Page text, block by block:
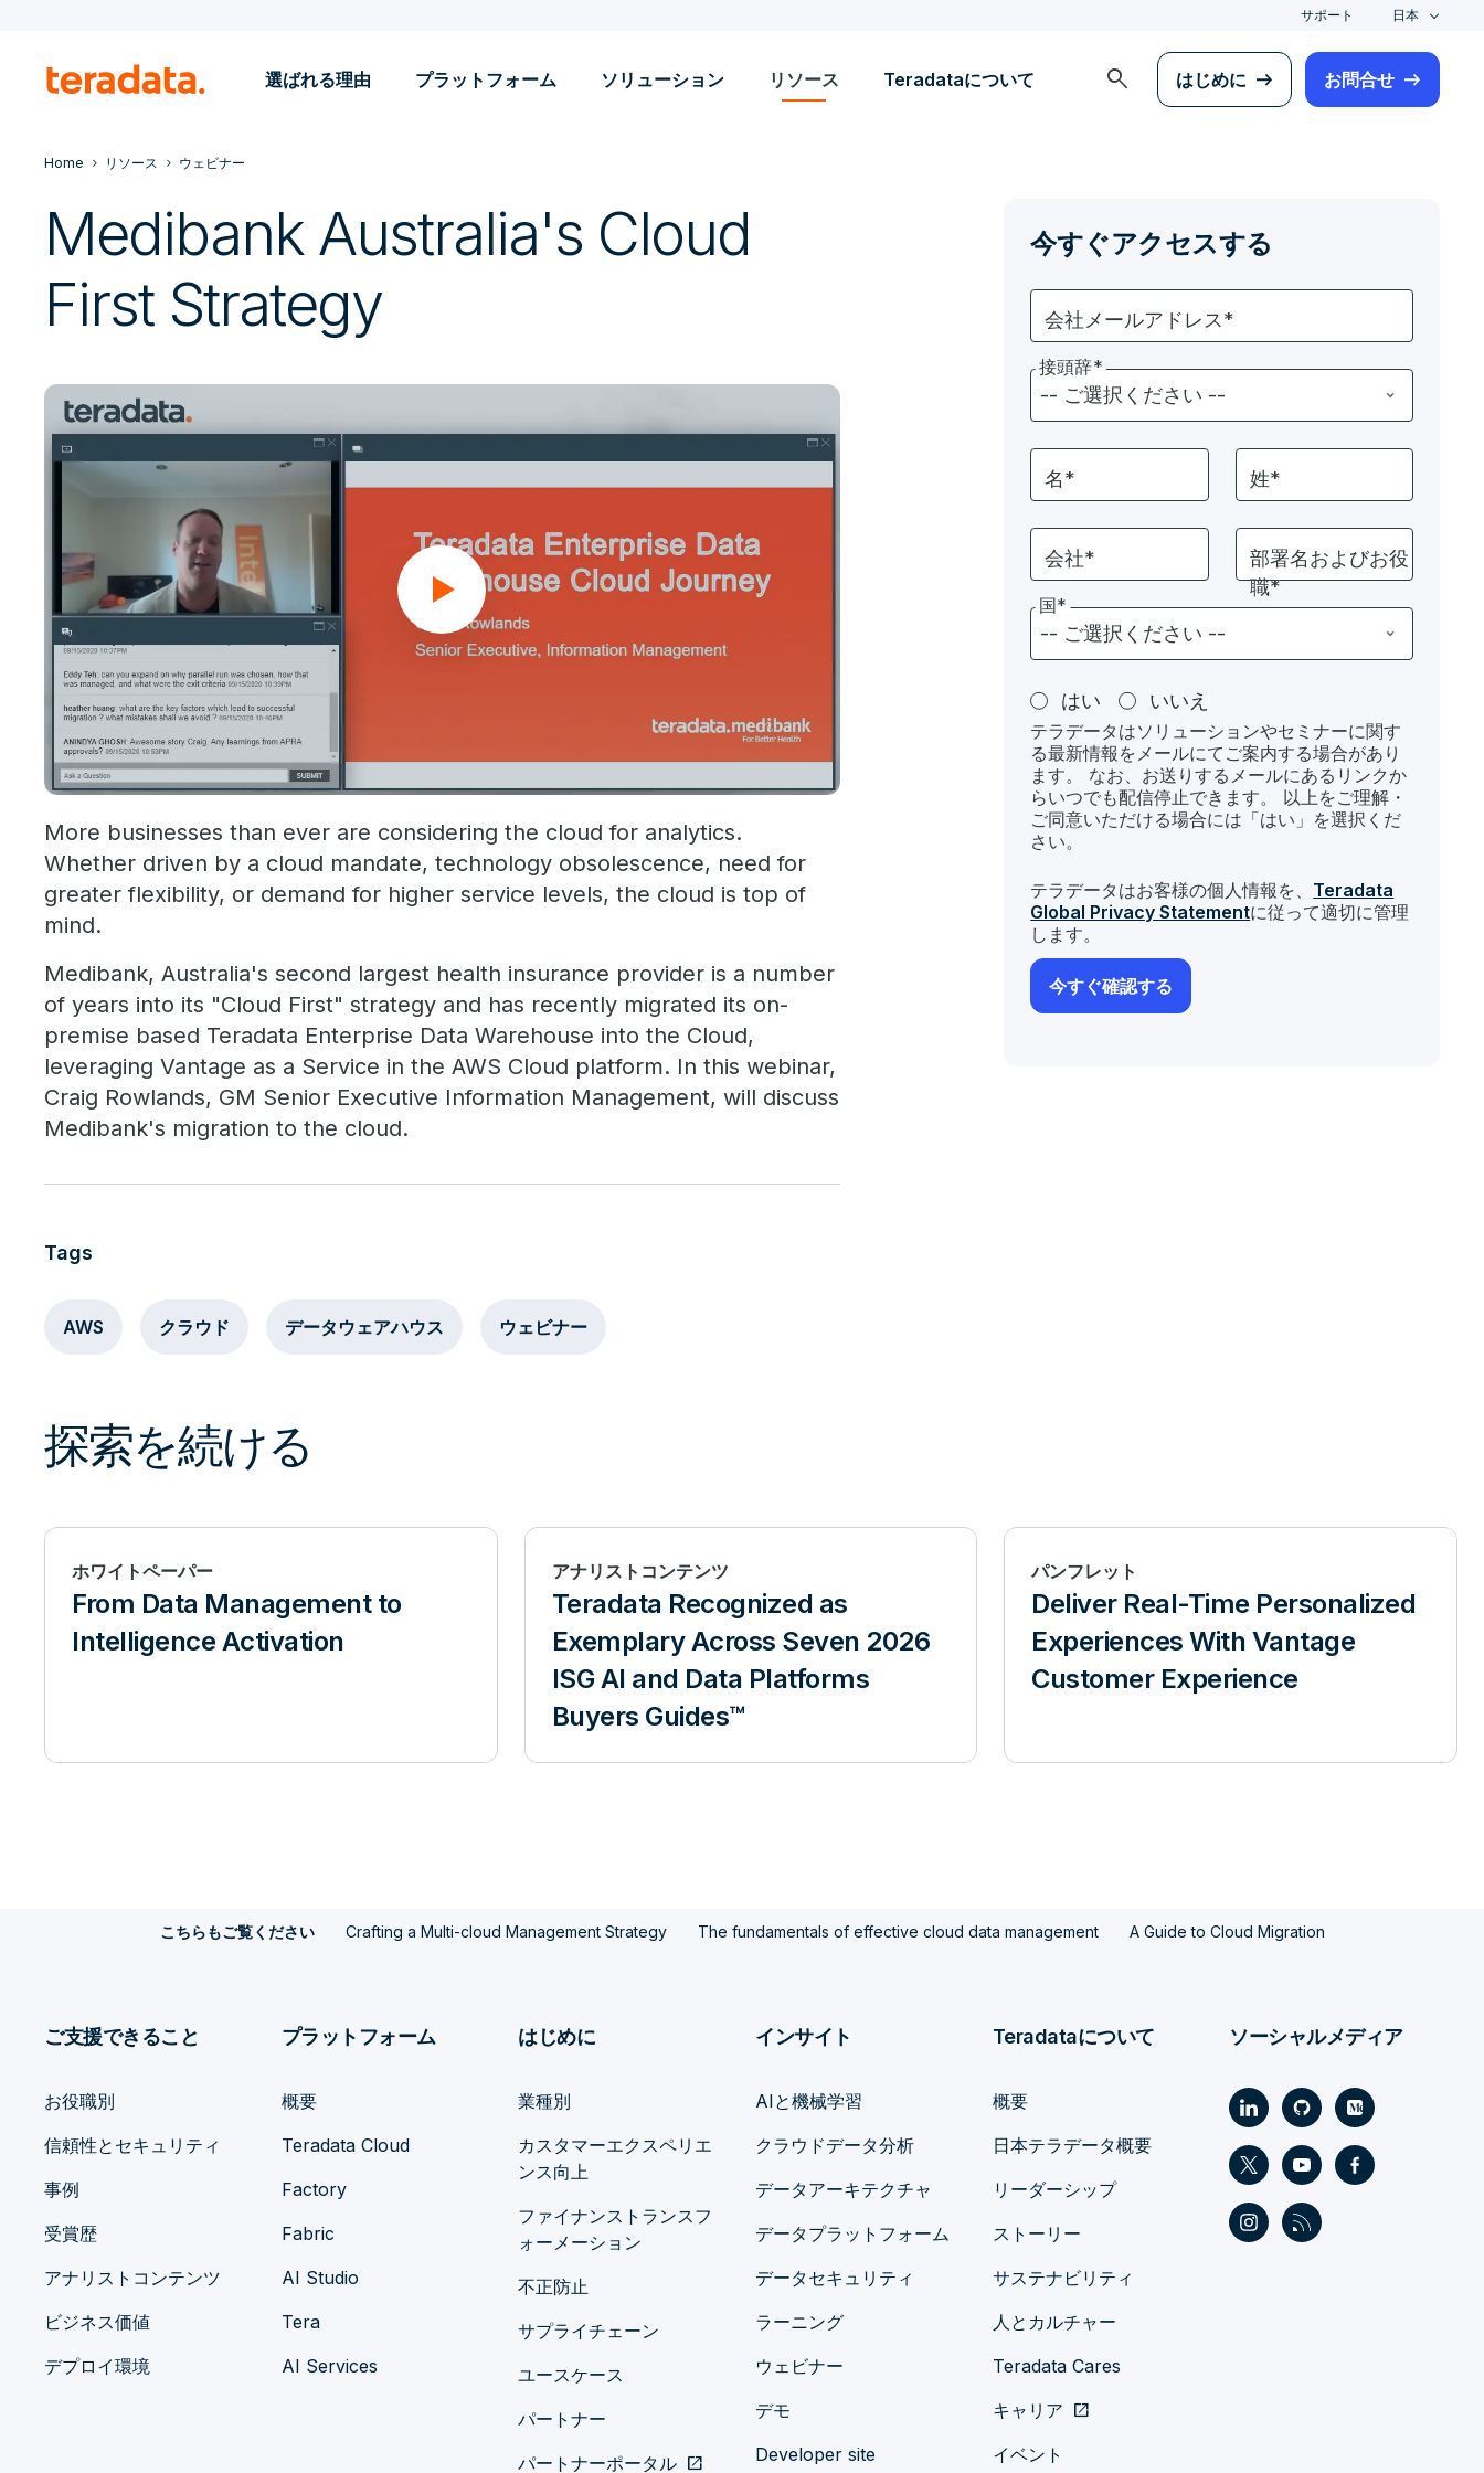
サポート 日本
選ばれる理由 プラットフォーム ソリューション リソース Teradataについて search はじめに お問合せ
Home リソース ウェビナー
Medibank Australia's Cloud
First Strategy
More businesses than ever are considering the cloud for analytics.
Whether driven by a cloud mandate, technology obsolescence, need for
greater flexibility, or demand for higher service levels, the cloud is top of
mind.
Medibank, Australia's second largest health insurance provider is a number
of years into its "Cloud First" strategy and has recently migrated its on-
premise based Teradata Enterprise Data Warehouse into the Cloud,
leveraging Vantage as a Service in the AWS Cloud platform. In this webinar,
Craig Rowlands, GM Senior Executive Information Management, will discuss
Medibank's migration to the cloud.
今すぐアクセスする
会社メールアドレス*
接頭辞*
名* 姓*
会社*
部署名およびお役
職*
国*
はい いいえ
テラデータはソリューションやセミナーに関す
る最新情報をメールにてご案内する場合があり
ます。 なお、お送りするメールにあるリンクか
らいつでも配信停止できます。 以上をご理解・
ご同意いただける場合には「はい」を選択くだ
さい。
テラデータはお客様の個人情報を、 Teradata
Global Privacy Statementに従って適切に管理
します。
Tags
AWS クラウド データウェアハウス ウェビナー
探索を続ける
ホワイトペーパー
From Data Management to
Intelligence Activation
アナリストコンテンツ
Teradata Recognized as
Exemplary Across Seven 2026
ISG AI and Data Platforms
Buyers Guides™
パンフレット
Deliver Real-Time Personalized
Experiences With Vantage
Customer Experience
こちらもご覧ください Crafting a Multi-cloud Management Strategy The fundamentals of effective cloud data management A Guide to Cloud Migration
ご支援できること
お役職別
信頼性とセキュリティ
事例
受賞歴
アナリストコンテンツ
ビジネス価値
デプロイ環境
プラットフォーム
概要
Teradata Cloud
Factory
Fabric
AI Studio
Tera
AI Services
はじめに
業種別
カスタマーエクスペリエ
ンス向上
ファイナンストランスフ
ォーメーション
不正防止
サプライチェーン
ユースケース
パートナー
パートナーポータル open_in_new
インサイト
AIと機械学習
クラウドデータ分析
データアーキテクチャ
データプラットフォーム
データセキュリティ
ラーニング
ウェビナー
デモ
Developer site
Teradataについて
概要
日本テラデータ概要
リーダーシップ
ストーリー
サステナビリティ
人とカルチャー
Teradata Cares
キャリア open_in_new
イベント
ソーシャルメディア